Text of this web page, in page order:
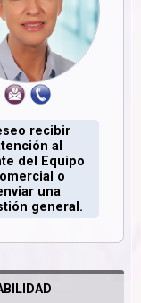
recibir
al
del Equipo
o
una
general.